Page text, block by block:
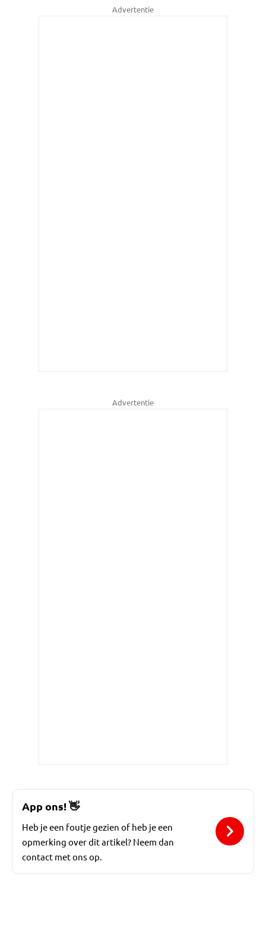
Advertentie
Advertentie
App ons! 👋
Heb je een foutje gezien of heb je een
opmerking over dit artikel? Neem dan
contact met ons op.